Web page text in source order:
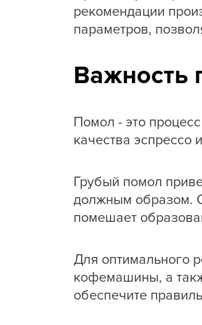
рекомендации
параметров,
Важность
Помол - это
качества
Грубый помол
должным образом.
помешает
Для оптимального
кофемашины, а
обеспечите